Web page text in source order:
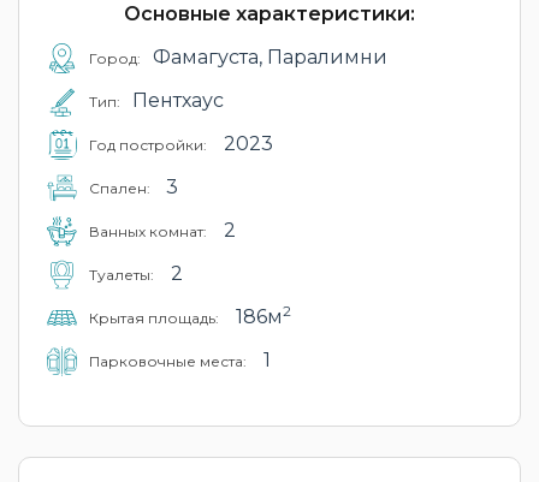
Основные характеристики:
Город: Фамагуста, Паралимни
Тип: Пентхаус
Год постройки: 2023
Cпален: 3
Ванных комнат: 2
Туалеты: 2
Крытая площадь: 186м2
Парковочные места: 1